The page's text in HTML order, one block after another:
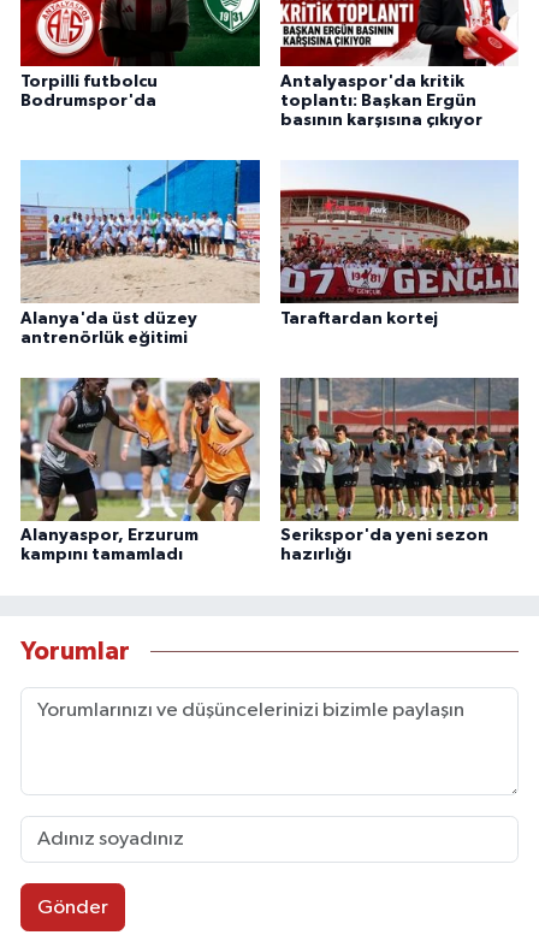
Torpilli futbolcu
Bodrumspor'da
Antalyaspor'da kritik
toplantı: Başkan Ergün
basının karşısına çıkıyor
Alanya'da üst düzey
antrenörlük eğitimi
Taraftardan kortej
Alanyaspor, Erzurum
kampını tamamladı
Serikspor'da yeni sezon
hazırlığı
Yorumlar
Gönder